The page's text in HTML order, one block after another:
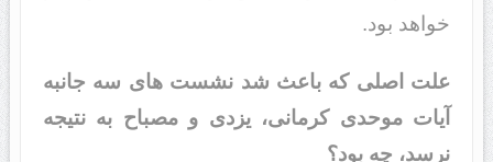
خواهد بود.
علت اصلی که باعث شد نشست های سه جانبه
آیات موحدی کرمانی، یزدی و مصباح به نتیجه
نرسد، چه بود؟